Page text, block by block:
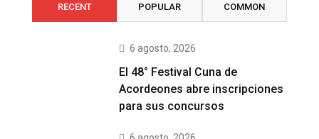
RECENT POPULAR COMMON
6 agosto, 2026
El 48° Festival Cuna de
Acordeones abre inscripciones
para sus concursos